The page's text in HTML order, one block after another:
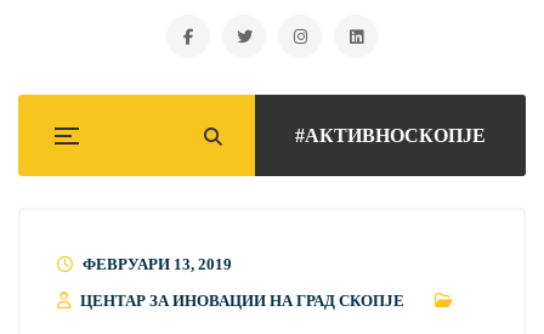
#АКТИВНОСКОПЈЕ
ФЕВРУАРИ 13, 2019
ЦЕНТАР ЗА ИНОВАЦИИ НА ГРАД СКОПЈЕ